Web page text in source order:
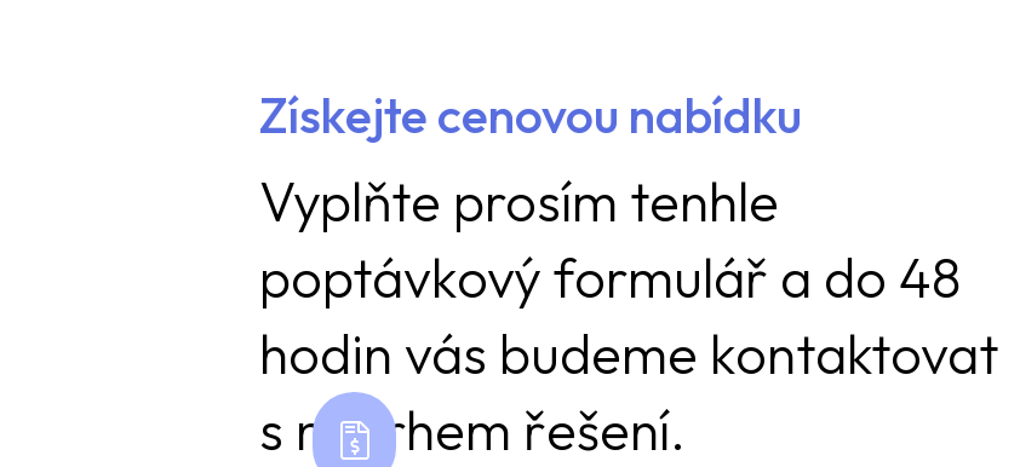
Získejte cenovou nabídku
Vyplňte prosím tenhle
poptávkový formulář a do 48
hodin vás budeme kontaktovat
s návrhem řešení.